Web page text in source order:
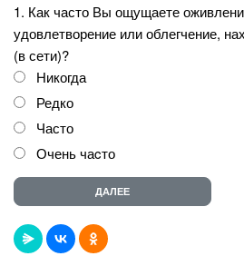
1. Как часто Вы ощущаете
удовлетворение или облегчение,
(в сети)?
Никогда
Редко
Часто
Очень чаcто